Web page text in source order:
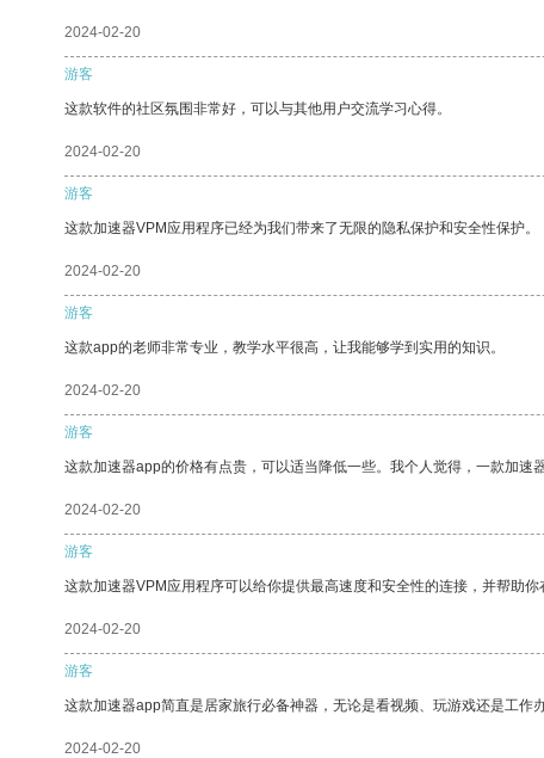
2024-02-20
游客
这款软件的社区氛围非常好，可以与其他用户交流学习心得。
2024-02-20
游客
这款加速器VPM应用程序已经为我们带来了无限的隐私保护和安全性保护。
2024-02-20
游客
这款app的老师非常专业，教学水平很高，让我能够学到实用的知识。
2024-02-20
游客
这款加速器app的价格有点贵，可以适当降低一些。我个人觉得，一款加速
2024-02-20
游客
这款加速器VPM应用程序可以给你提供最高速度和安全性的连接，并帮助你
2024-02-20
游客
这款加速器app简直是居家旅行必备神器，无论是看视频、玩游戏还是工作
2024-02-20